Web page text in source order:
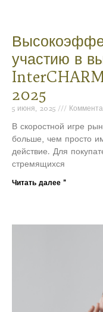
участию в
2025
5 июня, 2025
В скоростной игре
больше, чем просто
действие. Для
стремящихся
Читать далее "